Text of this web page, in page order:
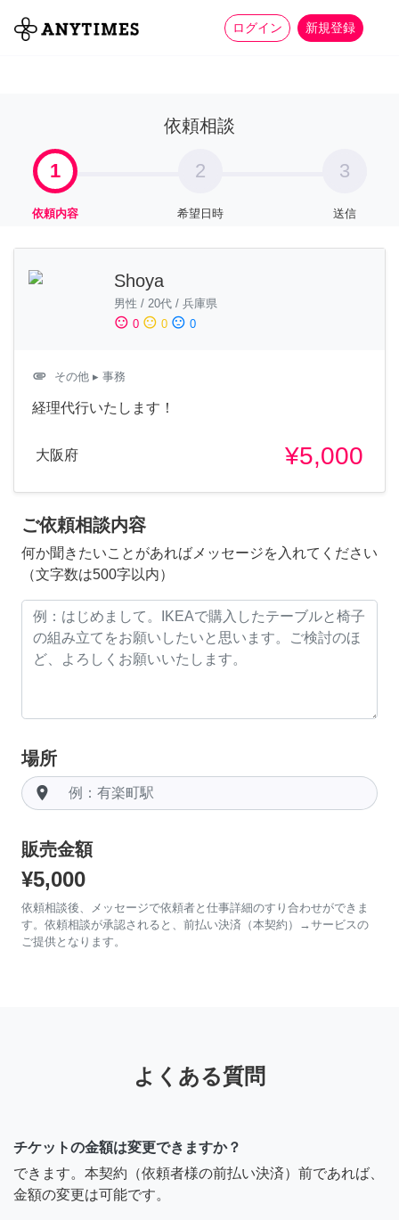
ログイン 新規登録
全て 家事 more_horiz
依頼相談
1
依頼内容
2
希望日時
3
送信
Shoya
男性 / 20代 / 兵庫県
sentiment_satisfied 0 sentiment_neutral 0 sentiment_dissatisfied 0
attachment その他 ▸ 事務
経理代行いたします！
大阪府 ¥5,000
ご依頼相談内容
何か聞きたいことがあればメッセージを入れてください
（文字数は500字以内）
場所
room
販売金額
¥5,000
依頼相談後、メッセージで依頼者と仕事詳細のすり合わせができま
す。依頼相談が承認されると、前払い決済（本契約）→サービスの
ご提供となります。
よくある質問
チケットの金額は変更できますか？
できます。本契約（依頼者様の前払い決済）前であれば、
金額の変更は可能です。